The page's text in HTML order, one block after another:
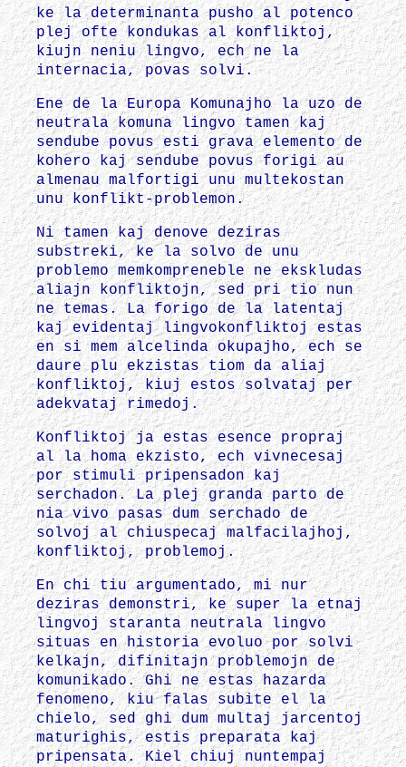
ke la determinanta pusho al potenco
plej ofte kondukas al konfliktoj,
kiujn neniu lingvo, ech ne la
internacia, povas solvi.
Ene de la Europa Komunajho la uzo de
neutrala komuna lingvo tamen kaj
sendube povus esti grava elemento de
kohero kaj sendube povus forigi au
almenau malfortigi unu multekostan
unu konflikt-problemon.
Ni tamen kaj denove deziras
substreki, ke la solvo de unu
problemo memkompreneble ne ekskludas
aliajn konfliktojn, sed pri tio nun
ne temas. La forigo de la latentaj
kaj evidentaj lingvokonfliktoj estas
en si mem alcelinda okupajho, ech se
daure plu ekzistas tiom da aliaj
konfliktoj, kiuj estos solvataj per
adekvataj rimedoj.
Konfliktoj ja estas esence propraj
al la homa ekzisto, ech vivnecesaj
por stimuli pripensadon kaj
serchadon. La plej granda parto de
nia vivo pasas dum serchado de
solvoj al chiuspecaj malfacilajhoj,
konfliktoj, problemoj.
En chi tiu argumentado, mi nur
deziras demonstri, ke super la etnaj
lingvoj staranta neutrala lingvo
situas en historia evoluo por solvi
kelkajn, difinitajn problemojn de
komunikado. Ghi ne estas hazarda
fenomeno, kiu falas subite el la
chielo, sed ghi dum multaj jarcentoj
maturighis, estis preparata kaj
pripensata. Kiel chiuj nuntempaj